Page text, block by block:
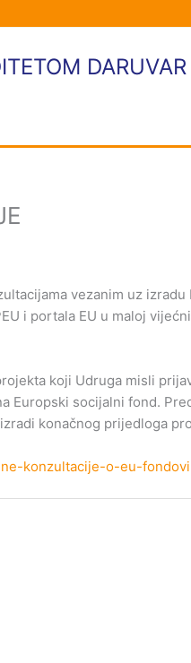
DARUVAR
vezanim uz izradu
i portala EU u maloj
koji Udruga misli
Europski socijalni fond.
konačnog prijedloga
konzultacije-o-eu-